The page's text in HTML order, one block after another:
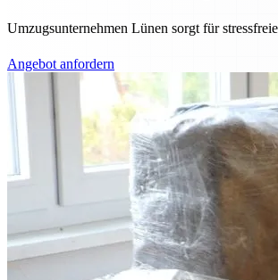
Umzugsunternehmen Lünen sorgt für
Angebot anfordern